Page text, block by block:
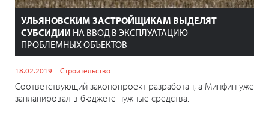
УЛЬЯНОВСКИМ ЗАСТРОЙЩИКАМ ВЫДЕЛЯТ
СУБСИДИИ НА ВВОД В ЭКСПЛУАТАЦИЮ
ПРОБЛЕМНЫХ ОБЪЕКТОВ
18.02.2019 Строительство
Соответствующий законопроект разработан, а Минфин уже
запланировал в бюджете нужные средства.